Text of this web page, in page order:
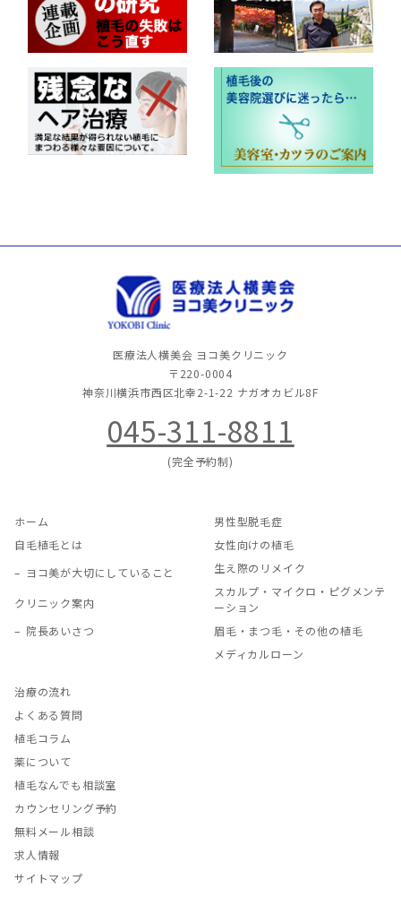
医療法人横美会 ヨコ美クリニック
〒220-0004
神奈川横浜市西区北幸2-1-22 ナガオカビル8F
045-311-8811
(完全予約制)
ホーム
自毛植毛とは
ヨコ美が大切にしていること
クリニック案内
院長あいさつ
男性型脱毛症
女性向けの植毛
生え際のリメイク
スカルプ・マイクロ・ピグメンテ
ーション
眉毛・まつ毛・その他の植毛
メディカルローン
治療の流れ
よくある質問
植毛コラム
薬について
植毛なんでも相談室
カウンセリング予約
無料メール相談
求人情報
サイトマップ